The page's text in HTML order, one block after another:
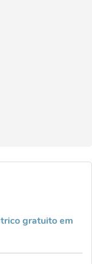
gratuito em